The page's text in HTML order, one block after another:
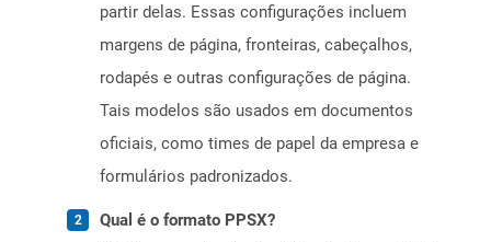
partir delas. Essas configurações incluem
margens de página, fronteiras, cabeçalhos,
rodapés e outras configurações de página.
Tais modelos são usados ​​em documentos
oficiais, como times de papel da empresa e
formulários padronizados.
Qual é o formato PPSX?